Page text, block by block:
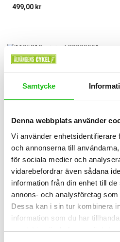
Samtycke
Denna webbplats använder
Vi använder enhetsidentifierare
och annonserna till
för sociala medier och
vidarebefordrar även sådana
information från din enhet till
annons- och analysföretag
Dessa kan i sin tur kombinera
information som du har
samlat in när du har använt
499,00 kr
AVS
Frampakethållare AVS
499,00kr